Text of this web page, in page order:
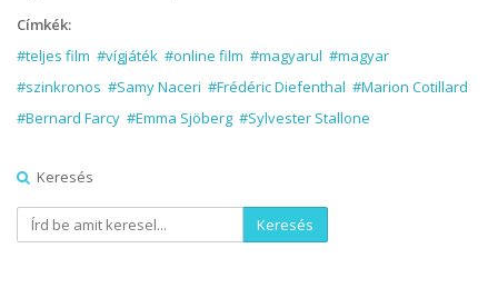
Címkék:
#teljes film #vígjáték #online film #magyarul #magyar
#szinkronos #Samy Naceri #Frédéric Diefenthal #Marion Cotillard
#Bernard Farcy #Emma Sjöberg #Sylvester Stallone
Keresés
Keresés